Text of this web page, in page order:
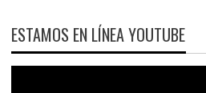
ESTAMOS EN LÍNEA YOUTUBE